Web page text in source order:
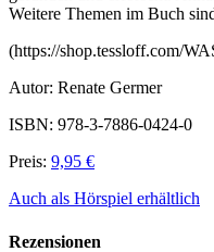
Weitere Themen im Buch
(https://shop.tessloff.com/
Autor: Renate Germer
ISBN: 978-3-7886-0424-0
Preis: 9,95 €
Auch als Hörspiel erhältlich
Rezensionen